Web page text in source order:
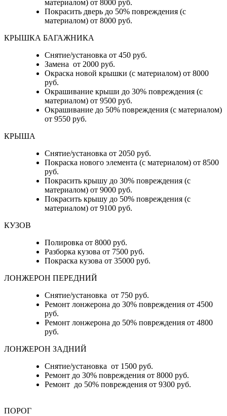
материалом) от 8000 руб.
Покрасить дверь до 50% повреждения (с
материалом) от 8000 руб.
КРЫШКА БАГАЖНИКА
Снятие/установка от 450 руб.
Замена от 2000 руб.
Окраска новой крышки (с материалом) от 8000
руб.
Окрашивание крыши до 30% повреждения (с
материалом) от 9500 руб.
Окрашивание до 50% повреждения (с материалом)
от 9550 руб.
КРЫША
Снятие/установка от 2050 руб.
Покраска нового элемента (с материалом) от 8500
руб.
Покрасить крышу до 30% повреждения (с
материалом) от 9000 руб.
Покрасить крышу до 50% повреждения (с
материалом) от 9100 руб.
КУЗОВ
Полировка от 8000 руб.
Разборка кузова от 7500 руб.
Покраска кузова от 35000 руб.
ЛОНЖЕРОН ПЕРЕДНИЙ
Снятие/установка от 750 руб.
Ремонт лонжерона до 30% повреждения от 4500
руб.
Ремонт лонжерона до 50% повреждения от 4800
руб.
ЛОНЖЕРОН ЗАДНИЙ
Снятие/установка от 1500 руб.
Ремонт до 30% повреждения от 8000 руб.
Ремонт до 50% повреждения от 9300 руб.
ПОРОГ